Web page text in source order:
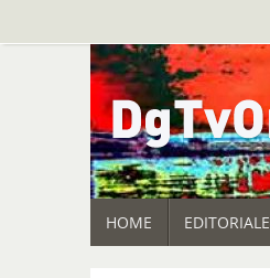
HOME EDITORIALE